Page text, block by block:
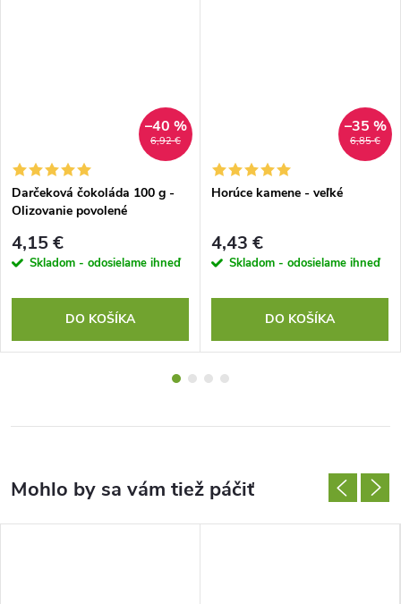
6,92 €
–40 %
Darčeková čokoláda 100 g -
Olizovanie povolené
4,15 €
Skladom - odosielame ihneď
DO KOŠÍKA
6,85 €
–35 %
Horúce kamene - veľké
4,43 €
Skladom - odosielame ihneď
DO KOŠÍKA